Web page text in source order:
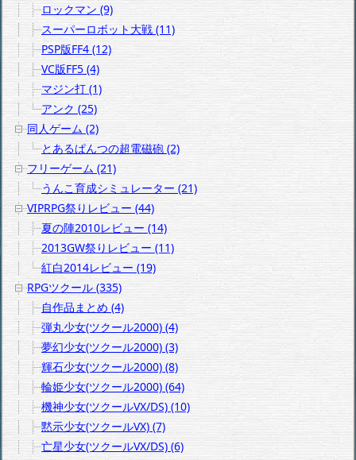
ロックマン (9)
スーパーロボット大戦 (11)
PSP版FF4 (12)
VC版FF5 (4)
マジン打 (1)
アンク (25)
同人ゲーム (2)
とあるぱんつの超電磁砲 (2)
フリーゲーム (21)
うんこ育成シミュレーター (21)
VIPRPG祭りレビュー (44)
夏の陣2010レビュー (14)
2013GW祭りレビュー (11)
紅白2014レビュー (19)
RPGツクール (335)
自作品まとめ (4)
弾丸少女(ツクール2000) (4)
夢幻少女(ツクール2000) (3)
輝石少女(ツクール2000) (8)
輪姫少女(ツクール2000) (64)
機神少女(ツクールVX/DS) (10)
黙示少女(ツクールVX) (7)
亡星少女(ツクールVX/DS) (6)